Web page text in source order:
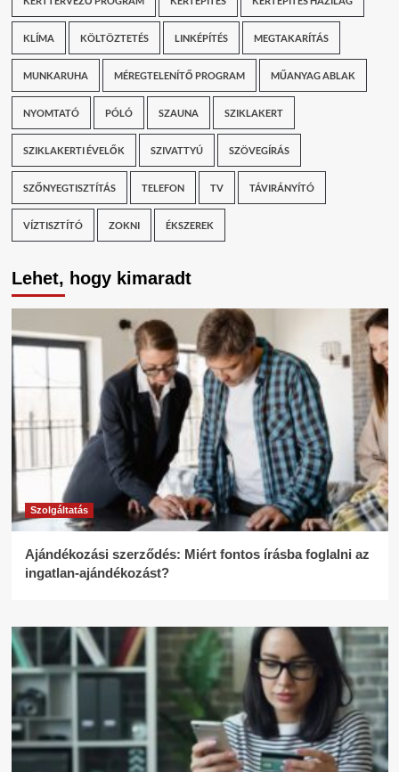
KLÍMA KÖLTÖZTETÉS LINKÉPÍTÉS MEGTAKARÍTÁS
MUNKARUHA MÉREGTELENÍTŐ PROGRAM MŰANYAG ABLAK
NYOMTATÓ PÓLÓ SZAUNA SZIKLAKERT
SZIKLAKERTI ÉVELŐK SZIVATTYÚ SZÖVEGÍRÁS
SZŐNYEGTISZTÍTÁS TELEFON TV TÁVIRÁNYÍTÓ
VÍZTISZTÍTÓ ZOKNI ÉKSZEREK
Lehet, hogy kimaradt
Szolgáltatás
Ajándékozási szerződés: Miért fontos írásba foglalni az
ingatlan-ajándékozást?